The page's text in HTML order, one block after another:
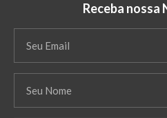
Receba